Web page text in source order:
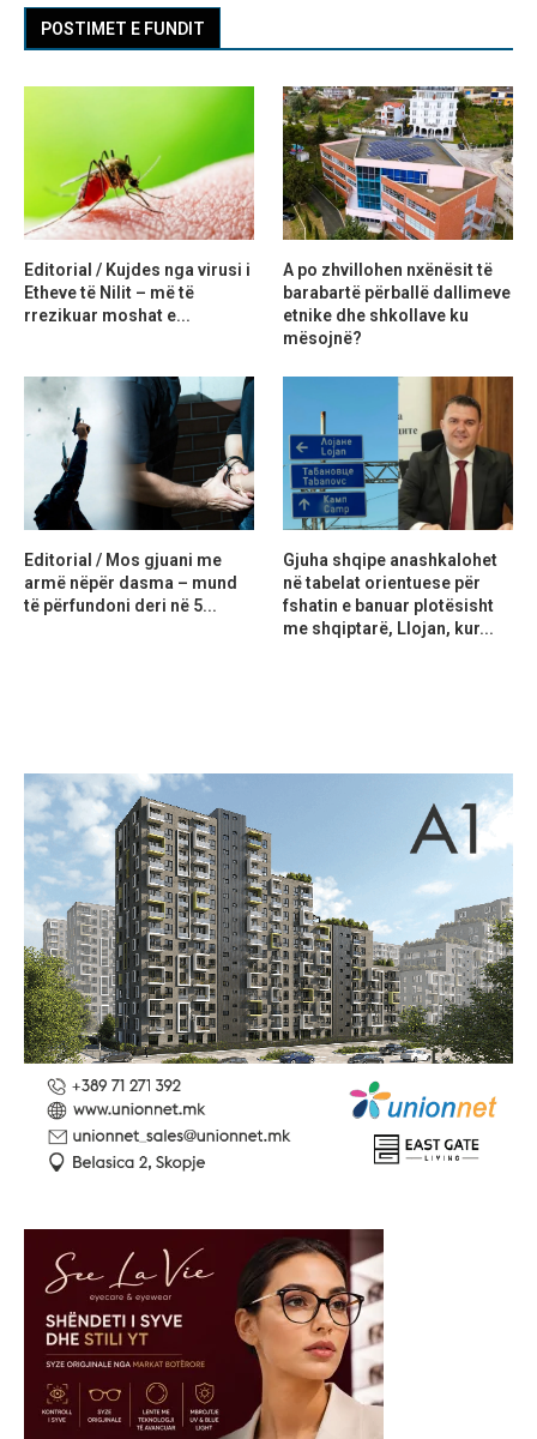
POSTIMET E FUNDIT
Editorial / Kujdes nga virusi i
Etheve të Nilit – më të
rrezikuar moshat e...
A po zhvillohen nxënësit të
barabartë përballë dallimeve
etnike dhe shkollave ku
mësojnë?
Editorial / Mos gjuani me
armë nëpër dasma – mund
të përfundoni deri në 5...
Gjuha shqipe anashkalohet
në tabelat orientuese për
fshatin e banuar plotësisht
me shqiptarë, Llojan, kur...